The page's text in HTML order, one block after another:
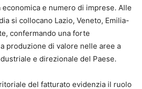
economica e numero di imprese. Alle
si collocano Lazio, Veneto, Emilia-
confermando una forte
produzione di valore nelle aree a
e direzionale del Paese.
del fatturato evidenzia il ruolo